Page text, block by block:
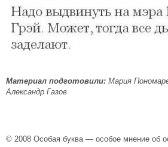
Материал подготовили: Мария
Александр Газов
© 2008 Особая буква — особое мнение об